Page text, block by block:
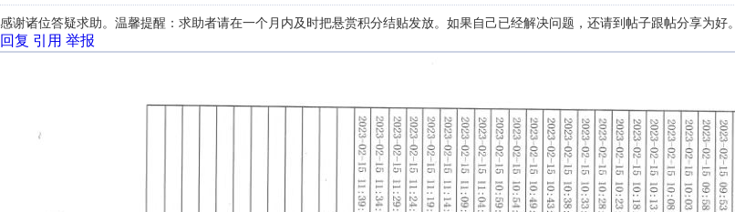
感谢诸位答疑求助。温馨提醒：求助者请在一个月内及时把悬赏积分结贴发放。如果自己已经解决问题，还请到帖子跟帖分享为好。
回复 引用 举报